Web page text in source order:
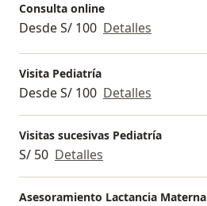
Consulta online
Desde S/ 100 Detalles
Visita Pediatría
Desde S/ 100 Detalles
Visitas sucesivas Pediatría
S/ 50 Detalles
Asesoramiento Lactancia Materna